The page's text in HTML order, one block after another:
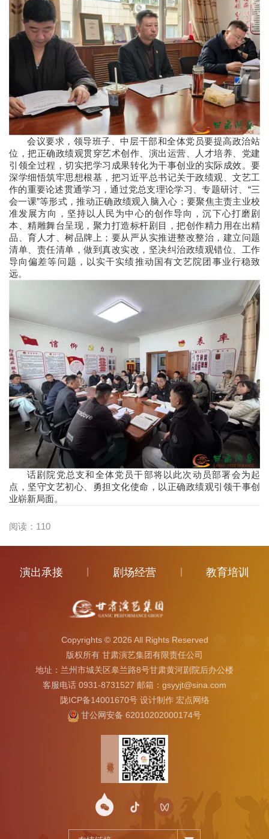
会议要求，领导班子、中层干部和全体党员要提高政治站
位，把正确政绩观贯穿艺术创作、演出运营、人才培养、党建
引领全过程，切实把学习成果转化为干事创业的实际成效。要
深学细悟筑牢思想根基，把习近平总书记关于政绩观、文艺工
作的重要论述贯通学习，通过党总支理论学习、专题研讨、“三
会一课”等形式，推动正确政绩观入脑入心；要聚焦主责主业校
准发展方向，坚持以人民为中心的创作导向，沉下心打磨剧
本、精雕舞台呈现，聚力打造标杆剧目，把创作精力用在出精
品、育人才、树品牌上；要从严从实推进整改整治，建立问题
清单、责任清单，做到真改实改，坚决纠治政绩观错位、工作
导向偏差等问题，以实干实绩推动国有文艺院团事业行稳致
远。
话剧院党总支和全体党员干部将以此次动员部署会为起
点，坚守文艺初心、勇担文化使命，以正确政绩观引领干事创
业崭新局面。
阅读： 110
演出承接 剧场经营 教育培训
Copyrights © 2026 All Rights Reserved
版权所有 甘肃演艺集团有限责任公司
地址：兰州市城关区皋兰路8号甘肃黄河剧院后办公楼
客服电话 0931-8731527 邮箱：gsyyjt@sina.com
陇ICP备14001670号设计制作 宏点网络
甘公网安备 62010202000174号